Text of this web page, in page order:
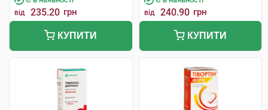
від 235.20 грн
КУПИТИ
від 240.90 грн
КУПИТИ